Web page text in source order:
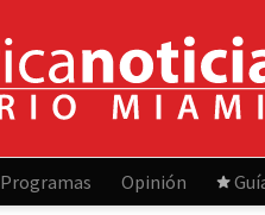
Programas Opinión